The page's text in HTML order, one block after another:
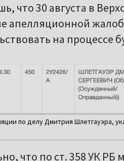
что 30 августа в
апелляционной
на процессе
по делу Дмитрия Шлетгауэра,
что по ст. 358 УК РБ